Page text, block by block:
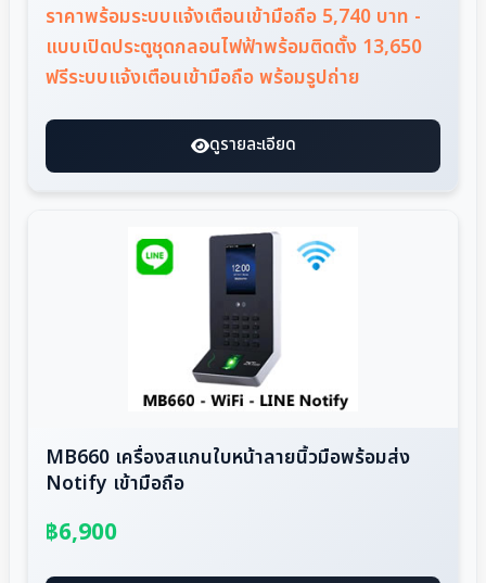
ราคาพร้อมระบบแจ้งเตือนเข้ามือถือ 5,740 บาท -
แบบเปิดประตูชุดกลอนไฟฟ้าพร้อมติดตั้ง 13,650
ฟรีระบบแจ้งเตือนเข้ามือถือ พร้อมรูปถ่าย
ดูรายละเอียด
MB660 เครื่องสแกนใบหน้าลายนิ้วมือพร้อมส่ง
Notify เข้ามือถือ
฿6,900